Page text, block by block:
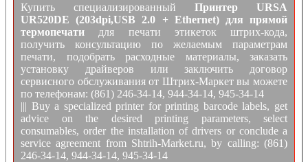
Купить специализированный Принтер URSA
UR520DE (203dpi,USB 2.0 + Ethernet) для прямой
термопечати для печати этикеток штрих-кода,
получить консультацию по желаемым параметрам
печати, подобрать расходные материалы, заказать
установку драйверов или заключить договор
сервисного обслуживания от Штрих-Маркет вы можете
по телефонам: (861) 246-34-14, 944-34-14, 945-34-14
||| Buy a specialized printer for printing barcode labels, get
advice on the desired printing parameters, select
consumables, order the installation of drivers or conclude a
service agreement from Shtrih-Market.ru, by calling: (861)
246-34-14, 944-34-14, 945-34-14